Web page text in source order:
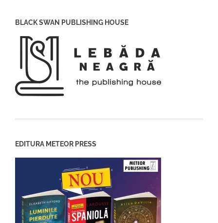
BLACK SWAN PUBLISHING HOUSE
EDITURA METEOR PRESS